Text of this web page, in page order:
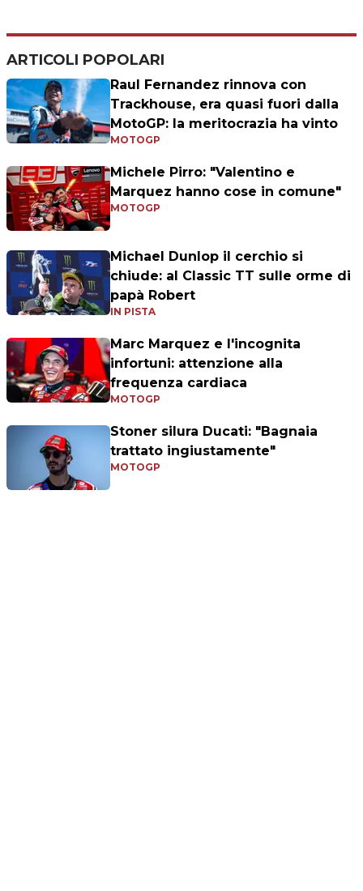
ARTICOLI POPOLARI
Raul Fernandez rinnova con
Trackhouse, era quasi fuori dalla
MotoGP: la meritocrazia ha vinto
MOTOGP
Michele Pirro: "Valentino e
Marquez hanno cose in comune"
MOTOGP
Michael Dunlop il cerchio si
chiude: al Classic TT sulle orme di
papà Robert
IN PISTA
Marc Marquez e l'incognita
infortuni: attenzione alla
frequenza cardiaca
MOTOGP
Stoner silura Ducati: "Bagnaia
trattato ingiustamente"
MOTOGP